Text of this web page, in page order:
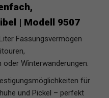
| Modell 9507
Fassungsvermögen
Winterwanderungen.
für
und Pickel – perfekt